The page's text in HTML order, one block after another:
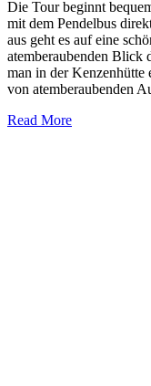
Die Tour beginnt
mit dem Pendelbus
aus geht es auf eine
atemberaubenden Blick
man in der Kenzenhütte
von atemberaubenden
Read More